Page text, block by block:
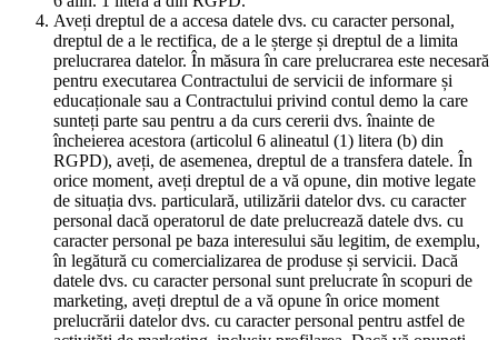
Aveți dreptul de a accesa datele dvs. cu caracter personal,
dreptul de a le rectifica, de a le șterge și dreptul de a limita
prelucrarea datelor. În măsura în care prelucrarea este necesară
pentru executarea Contractului de servicii de informare și
educaționale sau a Contractului privind contul demo la care
sunteți parte sau pentru a da curs cererii dvs. înainte de
încheierea acestora (articolul 6 alineatul (1) litera (b) din
RGPD), aveți, de asemenea, dreptul de a transfera datele. În
orice moment, aveți dreptul de a vă opune, din motive legate
de situația dvs. particulară, utilizării datelor dvs. cu caracter
personal dacă operatorul de date prelucrează datele dvs. cu
caracter personal pe baza interesului său legitim, de exemplu,
în legătură cu comercializarea de produse și servicii. Dacă
datele dvs. cu caracter personal sunt prelucrate în scopuri de
marketing, aveți dreptul de a vă opune în orice moment
prelucrării datelor dvs. cu caracter personal pentru astfel de